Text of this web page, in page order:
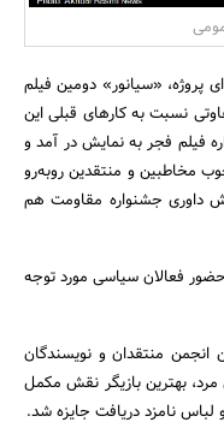
پروژه، «سیانور» دومین فیلم
نسبت به کارهای قبلی این
فیلم فجر به نمایش در آمد و
مخاطبین و منتقدین روبه‌رو
داوری جشنواره مقاومت هم
فعالان سیاسی مورد توجه
منتقدان و نویسندگان
بهترین بازیگر نقش مکمل
لباس نامزد دریافت جایزه شد.